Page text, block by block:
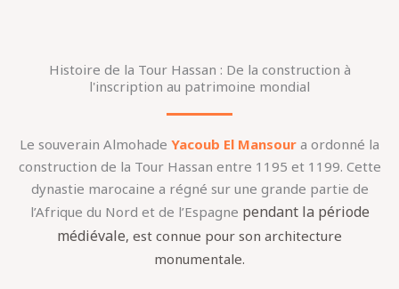
Histoire de la Tour Hassan : De la construction à
l'inscription au patrimoine mondial
Le souverain Almohade Yacoub El Mansour a ordonné la
construction de la Tour Hassan entre 1195 et 1199. Cette
dynastie marocaine a régné sur une grande partie de
l’Afrique du Nord et de l’Espagne pendant la période
médiévale, est connue pour son architecture
monumentale.